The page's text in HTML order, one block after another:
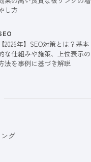
し方
【2026年】SEO対策とは？基本
な仕組みや施策、上位表示の
法を事例に基づき解説
グ